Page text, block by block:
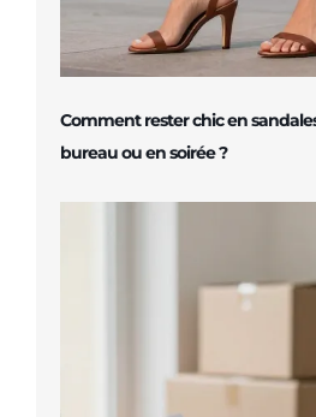
Comment rester chic en
bureau ou en soirée ?